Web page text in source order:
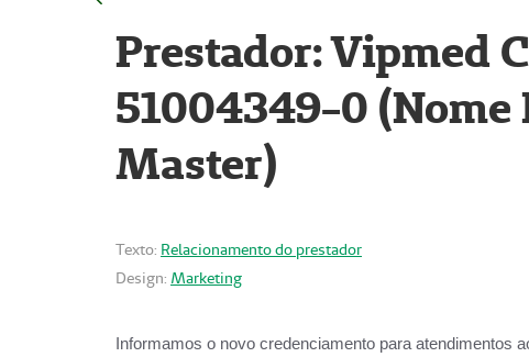
Prestador: Vipmed
51004349-0
Master)
Texto: Relacionamento do prestador
Design: Marketing
Informamos o novo credenciamento para atendimentos